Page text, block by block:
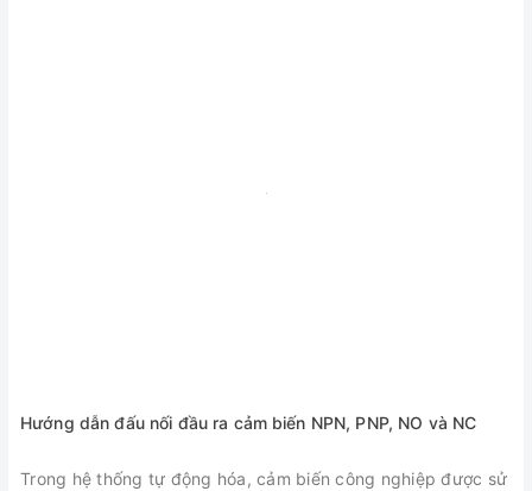
Hướng dẫn đấu nối đầu ra cảm biến NPN, PNP, NO và NC
Trong hệ thống tự động hóa, cảm biến công nghiệp được sử